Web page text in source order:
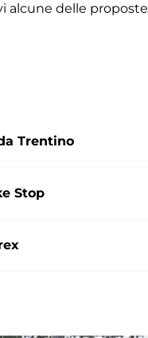
alcune delle proposte
Trentino
Stop